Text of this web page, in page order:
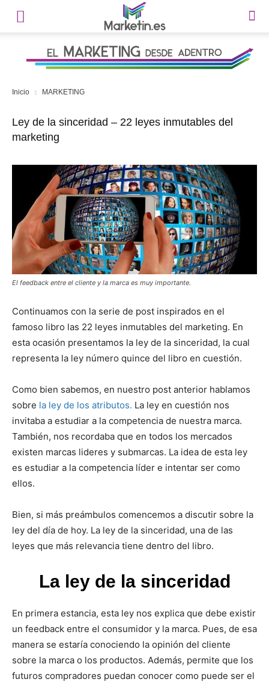
Inicio MARKETING
Ley de la sinceridad – 22 leyes inmutables del
marketing
El feedback entre el cliente y la marca es muy importante.
Continuamos con la serie de post inspirados en el
famoso libro las 22 leyes inmutables del marketing. En
esta ocasión presentamos la ley de la sinceridad, la cual
representa la ley número quince del libro en cuestión.
Como bien sabemos, en nuestro post anterior hablamos
sobre la ley de los atributos. La ley en cuestión nos
invitaba a estudiar a la competencia de nuestra marca.
También, nos recordaba que en todos los mercados
existen marcas lideres y submarcas. La idea de esta ley
es estudiar a la competencia líder e intentar ser como
ellos.
Bien, si más preámbulos comencemos a discutir sobre la
ley del día de hoy. La ley de la sinceridad, una de las
leyes que más relevancia tiene dentro del libro.
La ley de la sinceridad
En primera estancia, esta ley nos explica que debe existir
un feedback entre el consumidor y la marca. Pues, de esa
manera se estaría conociendo la opinión del cliente
sobre la marca o los productos. Además, permite que los
futuros compradores puedan conocer como puede ser el